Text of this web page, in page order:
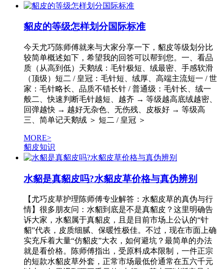
貂皮的等级怎样划分国际标准
今天尤巧陈师傅就来与大家分享一下，貂皮等级划分比
较简单概述如下，希望我的回答可以帮到您。一、看品
质（从高到低）天鹅绒：毛针极短、绒最密、手感软滑
（顶级）短二 / 皇冠：毛针短、绒厚、高端主流短一 / 世
家：毛针略长、品质不错长针 / 普通级：毛针长、绒一
般二、快速判断毛针越短、越齐 → 等级越高底绒越密、
回弹越快 → 越好无杂色、无伤残、皮板好 → 等级高
三、简单记天鹅绒 ＞ 短二 / 皇冠 ＞
MORE>
貂皮知识
水貂是真貂皮吗?水貂皮草价格与真伪辨别
【尤巧皮草护理陈师傅专业解答：水貂皮草的真伪与行
情】很多朋友问：水貂到底是不是真貂皮？这里明确告
诉大家，水貂属于真貂皮，且是目前市场上公认的“针
貂”代表，皮质细腻、保暖性极佳。不过，现在市面上确
实充斥着大量“仿貂皮”大衣，如何避坑？最简单的办法
就是看价格。陈师傅指出，受原料成本限制，一件正宗
的短款水貂皮草外套，正常市场最低价通常在五六千元